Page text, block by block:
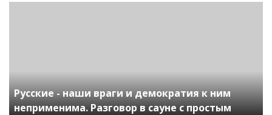
Русские - наши враги и демократия к ним
неприменима. Разговор в сауне с простым